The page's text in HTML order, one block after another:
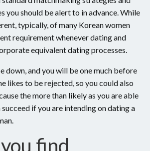
you should be alert to in advance. While
typically, of many Korean women
requirement whenever dating and
equivalent dating processes.
down, and you will be one much before
likes to be rejected, so you could also
the more than likely as you are able
if you are intending on dating a
find